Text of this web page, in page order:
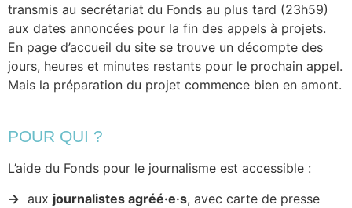
transmis au secrétariat du Fonds au plus tard (23h59)
aux dates annoncées pour la fin des appels à projets.
En page d’accueil du site se trouve un décompte des
jours, heures et minutes restants pour le prochain appel.
Mais la préparation du projet commence bien en amont.
POUR QUI ?
L’aide du Fonds pour le journalisme est accessible :
→ aux journalistes agréé·e·s, avec carte de presse